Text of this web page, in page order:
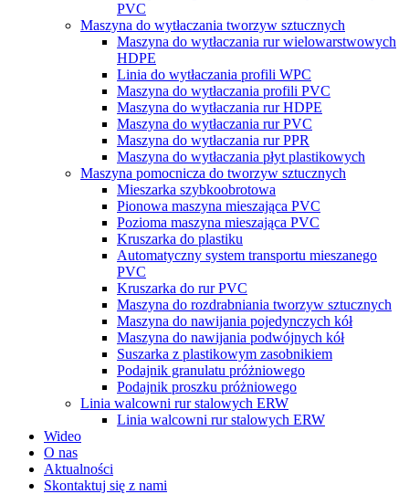
PVC
Maszyna do wytłaczania tworzyw sztucznych
Maszyna do wytłaczania rur wielowarstwowych
HDPE
Linia do wytłaczania profili WPC
Maszyna do wytłaczania profili PVC
Maszyna do wytłaczania rur HDPE
Maszyna do wytłaczania rur PVC
Maszyna do wytłaczania rur PPR
Maszyna do wytłaczania płyt plastikowych
Maszyna pomocnicza do tworzyw sztucznych
Mieszarka szybkoobrotowa
Pionowa maszyna mieszająca PVC
Pozioma maszyna mieszająca PVC
Kruszarka do plastiku
Automatyczny system transportu mieszanego
PVC
Kruszarka do rur PVC
Maszyna do rozdrabniania tworzyw sztucznych
Maszyna do nawijania pojedynczych kół
Maszyna do nawijania podwójnych kół
Suszarka z plastikowym zasobnikiem
Podajnik granulatu próżniowego
Podajnik proszku próżniowego
Linia walcowni rur stalowych ERW
Linia walcowni rur stalowych ERW
Wideo
O nas
Aktualności
Skontaktuj się z nami